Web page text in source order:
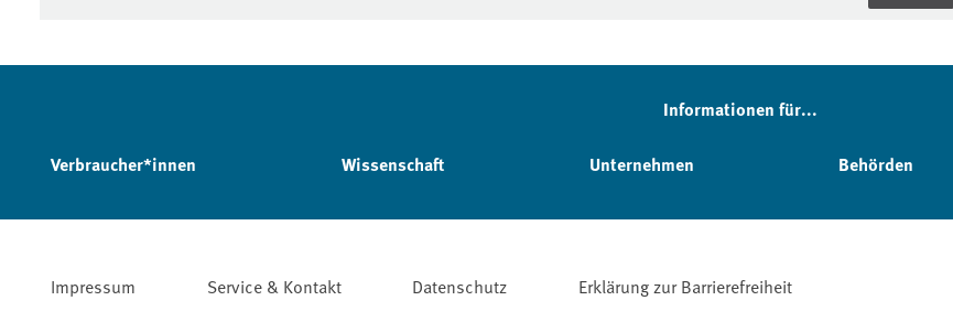
Informationen für...
Verbraucher*innen Wissenschaft Unternehmen Behörden
Impressum Service & Kontakt Datenschutz Erklärung zur Barrierefreiheit